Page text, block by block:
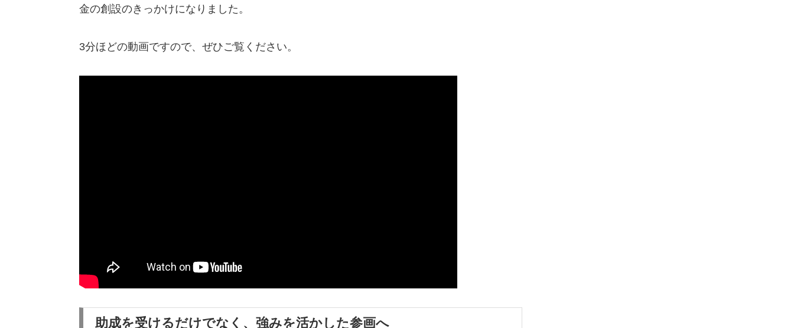
金の創設のきっかけになりました。
3分ほどの動画ですので、ぜひご覧ください。
助成を受けるだけでなく、強みを活かした参画へ